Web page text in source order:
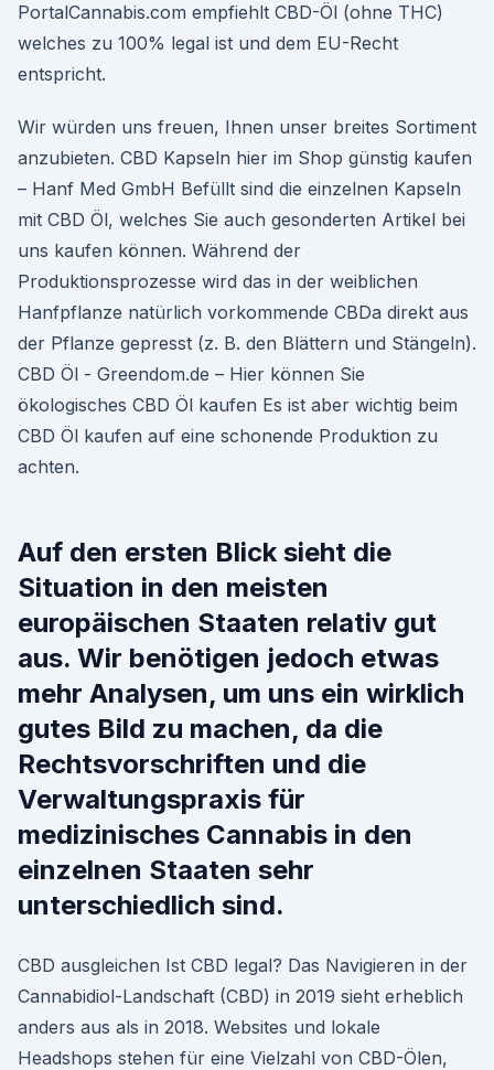
PortalCannabis.com empfiehlt CBD-Öl (ohne THC)
welches zu 100% legal ist und dem EU-Recht
entspricht.
Wir würden uns freuen, Ihnen unser breites Sortiment
anzubieten. CBD Kapseln hier im Shop günstig kaufen
– Hanf Med GmbH Befüllt sind die einzelnen Kapseln
mit CBD Öl, welches Sie auch gesonderten Artikel bei
uns kaufen können. Während der
Produktionsprozesse wird das in der weiblichen
Hanfpflanze natürlich vorkommende CBDa direkt aus
der Pflanze gepresst (z. B. den Blättern und Stängeln).
CBD Öl - Greendom.de – Hier können Sie
ökologisches CBD Öl kaufen Es ist aber wichtig beim
CBD Öl kaufen auf eine schonende Produktion zu
achten.
Auf den ersten Blick sieht die
Situation in den meisten
europäischen Staaten relativ gut
aus. Wir benötigen jedoch etwas
mehr Analysen, um uns ein wirklich
gutes Bild zu machen, da die
Rechtsvorschriften und die
Verwaltungspraxis für
medizinisches Cannabis in den
einzelnen Staaten sehr
unterschiedlich sind.
CBD ausgleichen Ist CBD legal? Das Navigieren in der
Cannabidiol-Landschaft (CBD) in 2019 sieht erheblich
anders aus als in 2018. Websites und lokale
Headshops stehen für eine Vielzahl von CBD-Ölen,